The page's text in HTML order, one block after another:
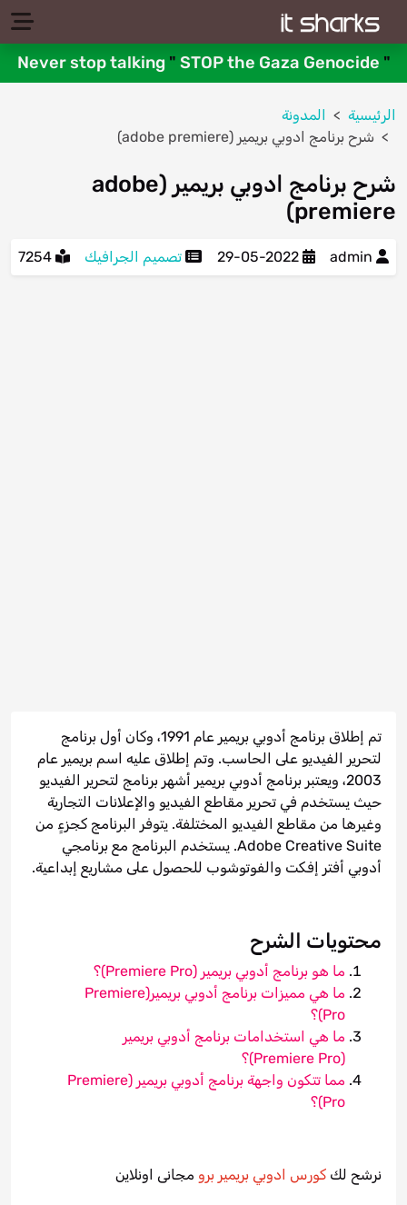
Never stop talking " STOP the Gaza Genocide "
الرئيسية
المدونة
شرح برنامج ادوبي بريمير (adobe premiere)
شرح برنامج ادوبي بريمير (adobe
premiere)
29-05-2022 تصميم الجرافيك 7254
تم إطلاق برنامج أدوبي بريمير عام 1991، وكان أول برنامج
لتحرير الفيديو على الحاسب. وتم إطلاق عليه اسم بريمير عام
2003، ويعتبر برنامج أدوبي بريمير أشهر برنامج لتحرير الفيديو
حيث يستخدم في تحرير مقاطع الفيديو والإعلانات التجارية
وغيرها من مقاطع الفيديو المختلفة. يتوفر البرنامج كجزءٍ من
Adobe Creative Suite. يستخدم البرنامج مع برنامجي
أدوبي أفتر إفكت والفوتوشوب للحصول على مشاريع إبداعية.
محتويات الشرح
ما هو برنامج أدوبي بريمير (Premiere Pro)؟
ما هي مميزات برنامج أدوبي بريمير(Premiere
Pro)؟
ما هي استخدامات برنامج أدوبي بريمير
(Premiere Pro)؟
مما تتكون واجهة برنامج أدوبي بريمير (Premiere
Pro)؟
نرشح لك كورس ادوبي بريمير برو مجانى اونلاين